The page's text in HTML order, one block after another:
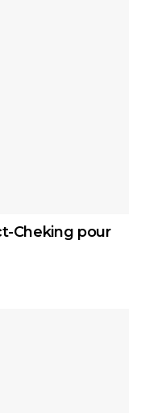
Cheking pour